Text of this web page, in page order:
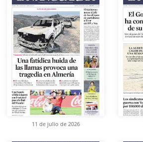
11 de julio de 2026